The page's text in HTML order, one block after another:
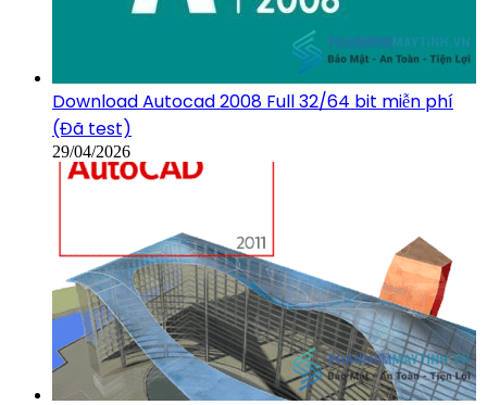
Download Autocad 2008 Full 32/64 bit miễn phí
(Đã test)
29/04/2026